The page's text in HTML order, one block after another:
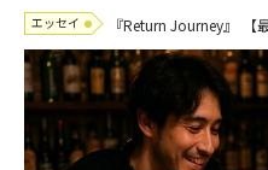
エッセイ 『Return Journey』 【